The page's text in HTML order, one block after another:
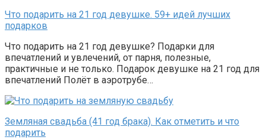
Что подарить на 21 год девушке. 59+ идей лучших
подарков
Что подарить на 21 год девушке? Подарки для
впечатлений и увлечений, от парня, полезные,
практичные и не только. Подарок девушке на 21 год для
впечатлений Полёт в аэротрубе…
Земляная свадьба (41 год брака). Как отметить и что
подарить